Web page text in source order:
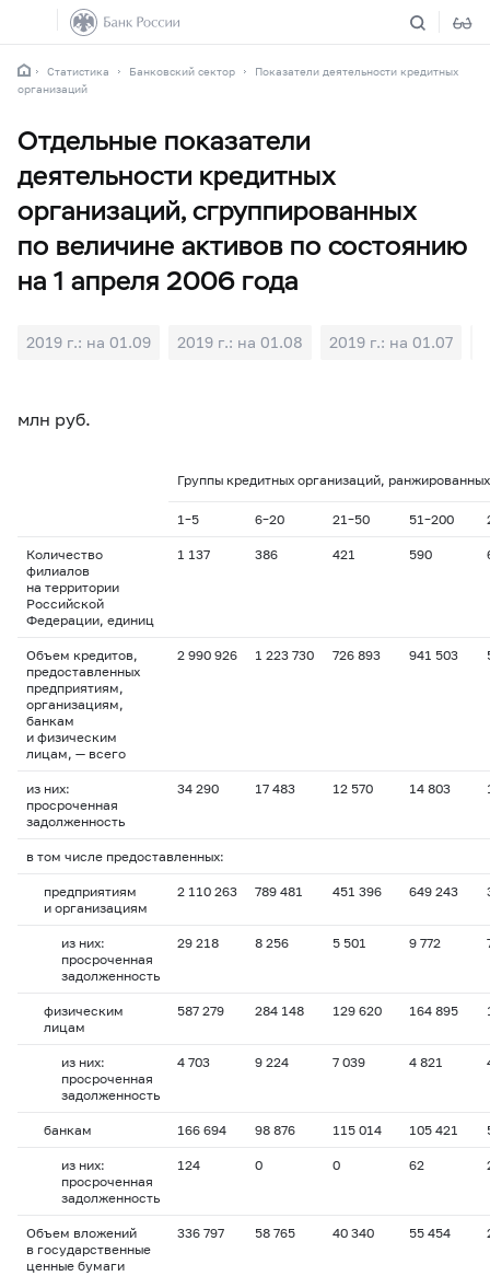
Статистика Банковский сектор
Показатели деятельности кредитных
организаций
Отдельные показатели
деятельности кредитных
организаций, сгруппированных
по величине активов по состоянию
на 1 апреля 2006 года
2019 г.: на 01.09 2019 г.: на 01.08 2019 г.: на 01.07
млн руб.
Группы кредитных организаций,
1–5 6–20 21–50 51–200
Количество
филиалов
на территории
Российской
Федерации, единиц
1 137 386 421 590
Объем кредитов,
предоставленных
предприятиям,
организациям,
банкам
и физическим
лицам, — всего
2 990 926 1 223 730 726 893 941 503
из них:
просроченная
задолженность
34 290 17 483 12 570 14 803
в том числе предоставленных:
предприятиям
и организациям
2 110 263 789 481 451 396 649 243
из них:
просроченная
задолженность
29 218 8 256 5 501 9 772
физическим
лицам
587 279 284 148 129 620 164 895
из них:
просроченная
задолженность
4 703 9 224 7 039 4 821
банкам 166 694 98 876 115 014 105 421
из них:
просроченная
задолженность
124 0 0 62
Объем вложений
в государственные
ценные бумаги
336 797 58 765 40 340 55 454